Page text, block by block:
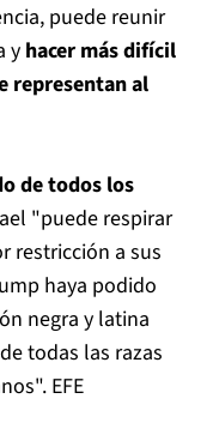
puede reunir
y hacer más difícil
representan al
de todos los
"puede respirar
restricción a sus
haya podido
negra y latina
todas las razas
EFE